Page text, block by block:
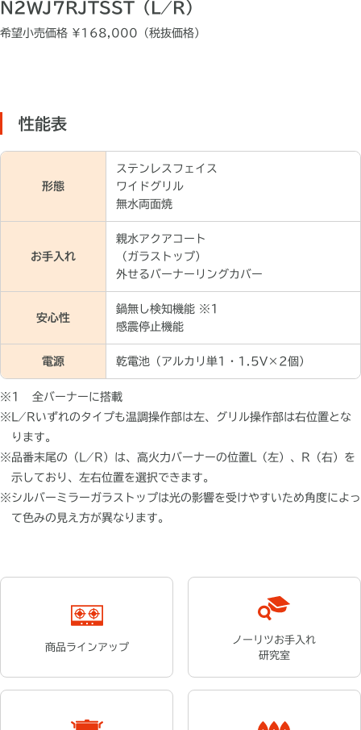
N2WJ7RJTSST（L ⁄ R）
希望小売価格 ¥168,000（税抜価格）
性能表
形態
ステンレスフェイス
ワイドグリル
無水両面焼
お手入れ
親水アクアコート
（ガラストップ）
外せるバーナーリングカバー
安心性
鍋無し検知機能 ※1
感震停止機能
電源 乾電池（アルカリ単1・1.5V×2個）
※1
全バーナーに搭載
※ L ⁄ Rいずれのタイプも温調操作部は左、グリル操作部は右位置とな
ります。
※品番末尾の（L ⁄ R）は、高火力バーナーの位置L（左）、R（右）を
示しており、左右位置を選択できます。
※シルバーミラーガラストップは光の影響を受けやすいため角度によっ
て色みの見え方が異なります。
商品ラインアップ
ノーリツお手入れ
研究室